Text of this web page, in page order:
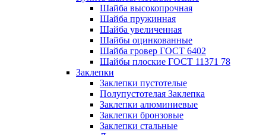
Шайба высокопрочная
Шайба пружинная
Шайба увеличенная
Шайбы оцинкованные
Шайба гровер ГОСТ 6402
Шайбы плоские ГОСТ 11371 78
Заклепки
Заклепки пустотелые
Полупустотелая Заклепка
Заклепки алюминиевые
Заклепки бронзовые
Заклепки стальные